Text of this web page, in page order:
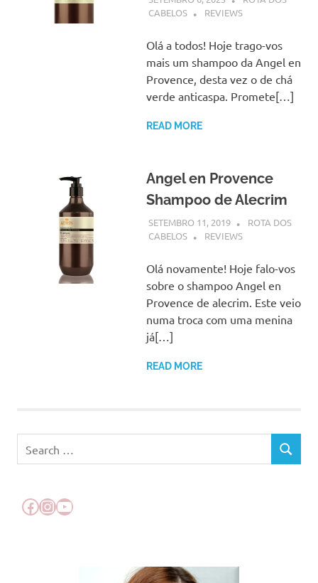
CABELOS
REVIEWS
Olá a todos! Hoje trago-vos
mais um shampoo da Angel en
Provence, desta vez o de chá
verde anticaspa. Promete[…]
READ MORE
Angel en Provence
Shampoo de Alecrim
SETEMBRO 11, 2019
ROTA DOS
CABELOS
REVIEWS
Olá novamente! Hoje falo-vos
sobre o shampoo Angel en
Provence de alecrim. Este veio
numa troca com uma menina
já[…]
READ MORE
for:
SEARCH
Facebook
Instagram
YouTube